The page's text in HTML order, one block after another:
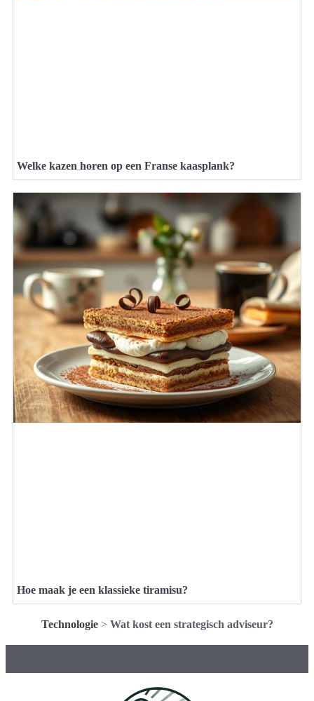
Welke kazen horen op een Franse kaasplank?
Hoe maak je een klassieke tiramisu?
Technologie> Wat kost een strategisch adviseur?